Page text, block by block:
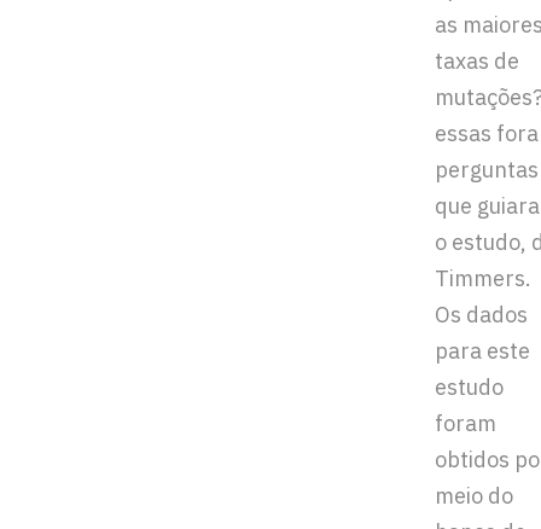
as
taxas de
essas
perguntas
que
o estudo,
Timmers.
Os dados
para este
estudo
foram
obtidos
meio do